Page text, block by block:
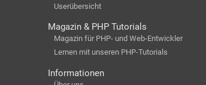
Userübersicht
Magazin & PHP Tutorials
Magazin für PHP- und Web-Entwickler
Lernen mit unseren PHP-Tutorials
Informationen